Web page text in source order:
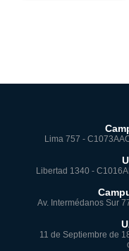
Lima 757 -
Libertad 1340 -
Av. Intermédanos Sur
11 de Septiembre de